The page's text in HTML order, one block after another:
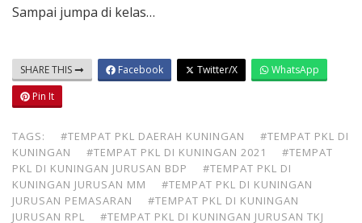
Sampai jumpa di kelas…
SHARE THIS Facebook Twitter/X
WhatsApp
Pin It
TAGS: #TEMPAT PKL DAERAH KUNINGAN
#TEMPAT PKL DI
KUNINGAN
#TEMPAT PKL DI KUNINGAN 2021
#TEMPAT
PKL DI KUNINGAN JURUSAN BDP
#TEMPAT PKL DI
KUNINGAN JURUSAN MM
#TEMPAT PKL DI KUNINGAN
JURUSAN PEMASARAN
#TEMPAT PKL DI KUNINGAN
JURUSAN RPL
#TEMPAT PKL DI KUNINGAN JURUSAN TKJ